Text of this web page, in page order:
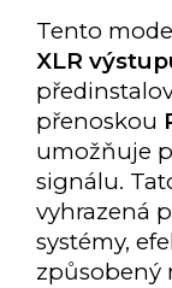
Tento
XLR
přenoskou
umožňuje
signálu.
vyhrazená
systémy,
způsobený